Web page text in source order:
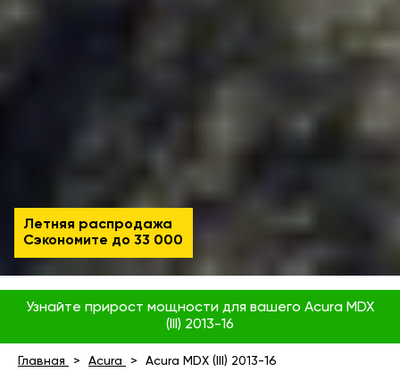
Летняя распродажа
Сэкономите до 33 000
Узнайте прирост мощности для вашего Acura MDX
(III) 2013-16
Главная Acura Acura MDX (III) 2013-16